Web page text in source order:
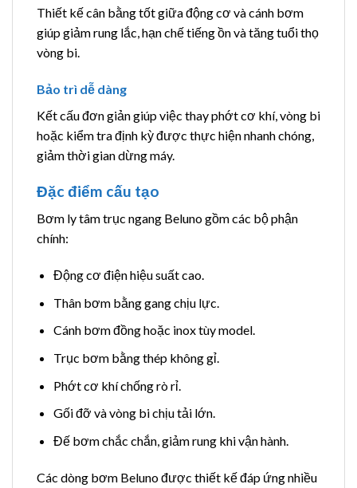
Thiết kế cân bằng tốt giữa động cơ và cánh bơm
giúp giảm rung lắc, hạn chế tiếng ồn và tăng tuổi thọ
vòng bi.
Bảo trì dễ dàng
Kết cấu đơn giản giúp việc thay phớt cơ khí, vòng bi
hoặc kiểm tra định kỳ được thực hiện nhanh chóng,
giảm thời gian dừng máy.
Đặc điểm cấu tạo
Bơm ly tâm trục ngang Beluno gồm các bộ phận
chính:
Động cơ điện hiệu suất cao.
Thân bơm bằng gang chịu lực.
Cánh bơm đồng hoặc inox tùy model.
Trục bơm bằng thép không gỉ.
Phớt cơ khí chống rò rỉ.
Gối đỡ và vòng bi chịu tải lớn.
Đế bơm chắc chắn, giảm rung khi vận hành.
Các dòng bơm Beluno được thiết kế đáp ứng nhiều